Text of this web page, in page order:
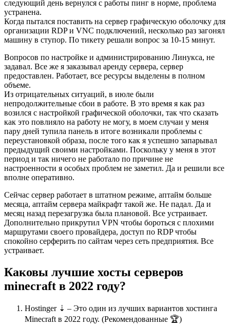
следующий день вернулся с работы пинг в норме, проблема
устранена.
Когда пытался поставить на сервер графическую оболочку для
организации RDP и VNC подключений, несколько раз загонял
машину в ступор. По тикету решали вопрос за 10-15 минут.
Вопросов по настройке и администрированию Линукса, не
задавал. Все же я заказывал аренду сервера, сервер
предоставлен. Работает, все ресурсы выделены в полном
объеме.
Из отрицательных ситуаций, в июле были
непродолжительные сбои в работе. В это время я как раз
возился с настройкой графической оболочки, так что сказать
как это повлияло на работу не могу, в моем случаи у меня
пару дней тупила панель в итоге возникали проблемы с
переустановкой образа, после того как я успешно запарывал
предыдущий своими настройками. Поскольку у меня в этот
период и так ничего не работало по причине не
настроенности я особых проблем не заметил. Да и решили все
вполне оперативно.
Сейчас сервер работает в штатном режиме, аптайм больше
месяца, аптайм сервера майкрафт такой же. Не падал. Да и
месяц назад перезагрузка была плановой. Все устраивает.
Дополнительно прикрутил VPN чтобы бороться с плохими
маршрутами своего провайдера, доступ по RDP чтобы
спокойно серферить по сайтам через сеть предприятия. Все
устраивает.
Каковы лучшие хосты серверов
minecraft в 2022 году?
Hostinger ⇣ – Это один из лучших вариантов хостинга
Minecraft в 2022 году. (Рекомендованные 🏆)